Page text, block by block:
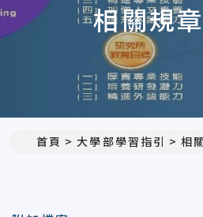
相關規
首頁 大學部學習指引 相